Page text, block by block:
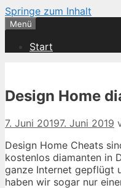
Springe zum Inhalt
Menü
Start
Design Home
7. Juni 20197. Juni 2019
Design Home Cheats
kostenlos diamanten in
ganze Internet gepflügt
haben wir sogar nur